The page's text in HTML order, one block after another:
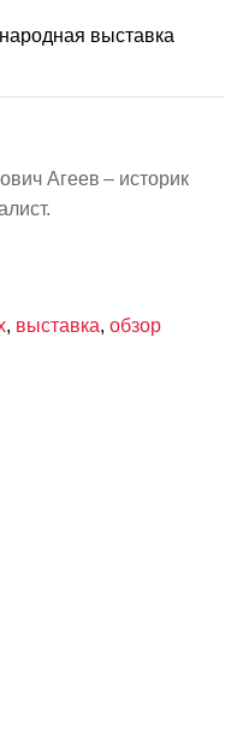
выставка
Агеев – историк
, выставка, обзор